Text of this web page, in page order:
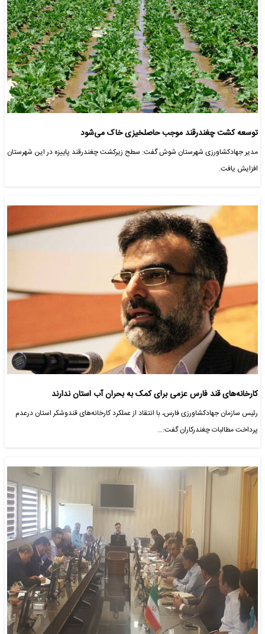
توسعه کشت چغندرقند موجب حاصلخیزی خاک می‌شود
مدیر جهادکشاورزی شهرستان شوش گفت: سطح زیرکشت چغندرقند پاییزه در این شهرستان
افزایش یافت.
کارخانه‌های قند فارس عزمی برای کمک به بحران آب استان ندارند
رئیس سازمان جهادکشاورزی فارس، با انتقاد از عملکرد کارخانه‌های قندوشکر استان درعدم
پرداخت مطالبات چغندرکاران گفت:…